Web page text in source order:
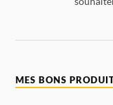
MES BONS